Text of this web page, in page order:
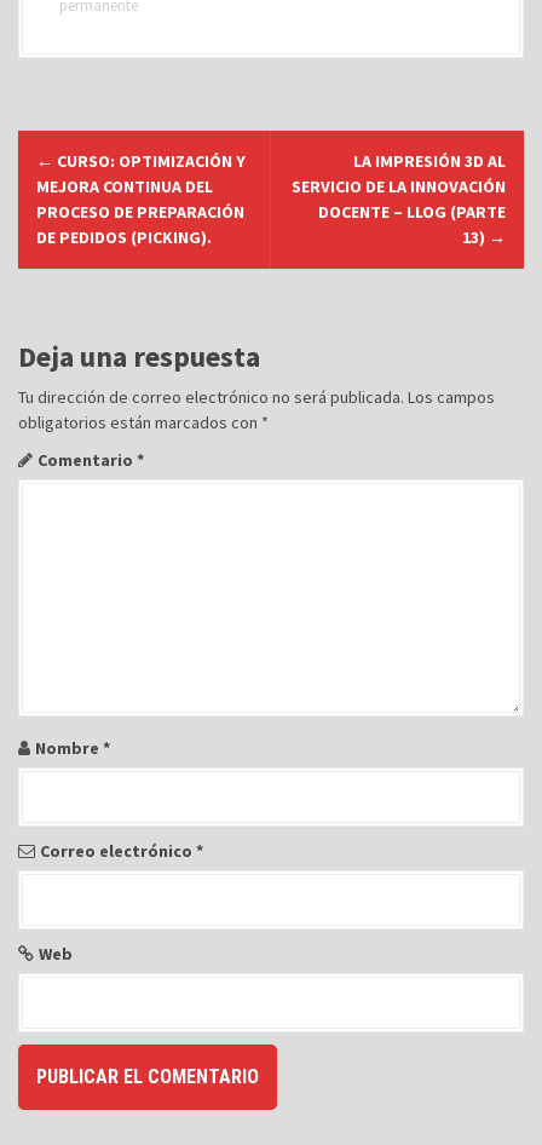
permanente
g
c
i
ó
n
d
d
a
← CURSO: OPTIMIZACIÓN Y
MEJORA CONTINUA DEL
PROCESO DE PREPARACIÓN
DE PEDIDOS (PICKING).
LA IMPRESIÓN 3D AL
SERVICIO DE LA INNOVACIÓN
DOCENTE – LLOG (PARTE
13) →
Deja una respuesta
Tu dirección de correo electrónico no será publicada. Los campos
obligatorios están marcados con *
Comentario *
Nombre *
Correo electrónico *
Web